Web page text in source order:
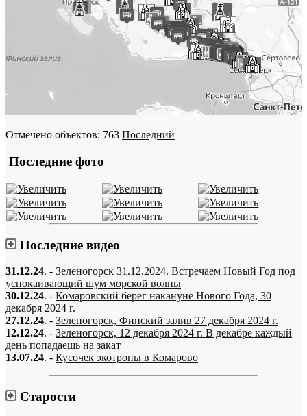
Отмечено объектов: 763 Последний
Последние фото
Последние видео
31.12.24. - Зеленогорск 31.12.2024. Встречаем Новый Год под
успокаивающий шум морской волны
30.12.24. - Комаровский берег накануне Нового Года, 30
декабря 2024 г.
27.12.24. - Зеленогорск, Финский залив 27 декабря 2024 г.
12.12.24. - Зеленогорск, 12 декабря 2024 г. В декабре каждый
день попадаешь на закат
13.07.24. - Кусочек экотропы в Комарово
Старости